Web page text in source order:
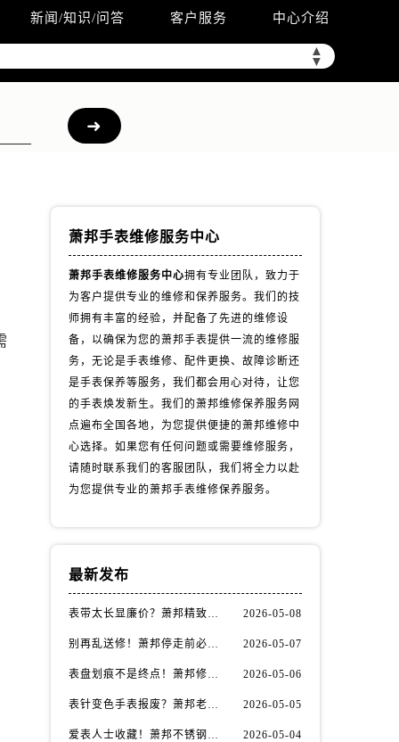
新闻/知识/问答 客户服务 中心介绍
▲
▼
萧邦手表维修服务中心
萧邦手表维修服务中心拥有专业团队，致力于
为客户提供专业的维修和保养服务。我们的技
师拥有丰富的经验，并配备了先进的维修设
备，以确保为您的萧邦手表提供一流的维修服
务，无论是手表维修、配件更换、故障诊断还
是手表保养等服务，我们都会用心对待，让您
的手表焕发新生。我们的萧邦维修保养服务网
点遍布全国各地，为您提供便捷的萧邦维修中
心选择。如果您有任何问题或需要维修服务，
请随时联系我们的客服团队，我们将全力以赴
为您提供专业的萧邦手表维修保养服务。
最新发布
表带太长显廉价？萧邦精致佩戴从调整开始！ 2026-05-08
别再乱送修！萧邦停走前必做的5个自检步骤 2026-05-07
表盘划痕不是终点！萧邦修复技巧助你重拾自信 2026-05-06
表针变色手表报废？萧邦老玩家教你正确应对 2026-05-05
爱表人士收藏！萧邦不锈钢表壳划痕修复指南 2026-05-04